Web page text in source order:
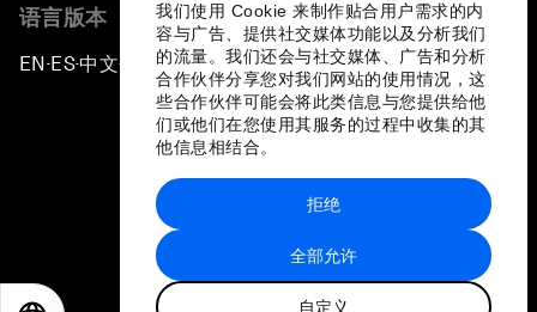
我们使用 Cookie 来制作贴合用户需求的内
容与广告、提供社交媒体功能以及分析我们
的流量。我们还会与社交媒体、广告和分析
合作伙伴分享您对我们网站的使用情况，这
些合作伙伴可能会将此类信息与您提供给他
们或他们在您使用其服务的过程中收集的其
他信息相结合。
全部允许
自定义
拒绝
语言版本
EN ▪ ES▪中文▪ 日本語
站点地图